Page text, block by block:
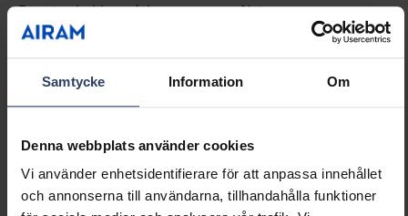
Samtycke Information Om
Denna webbplats använder cookies
Vi använder enhetsidentifierare för att anpassa innehållet
och annonserna till användarna, tillhandahålla funktioner
Dimning bakkant (phase
cut-off)
Nej
Dimning framkant (phase
cut-on)
Nej
Dimning programmerbar
Ja